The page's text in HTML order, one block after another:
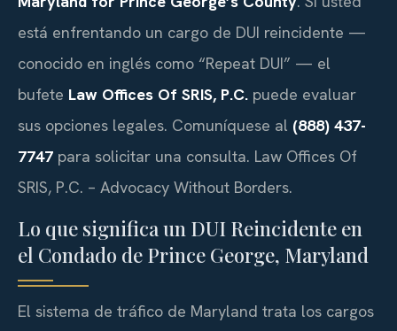
está enfrentando un cargo de DUI reincidente —
conocido en inglés como “Repeat DUI” — el
bufete Law Offices Of SRIS, P.C. puede evaluar
sus opciones legales. Comuníquese al (888) 437-
7747 para solicitar una consulta. Law Offices Of
SRIS, P.C. – Advocacy Without Borders.
Lo que significa un DUI Reincidente en
el Condado de Prince George, Maryland
El sistema de tráfico de Maryland trata los cargos